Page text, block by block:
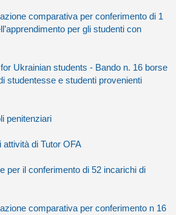
comparativa per conferimento di 1
per gli studenti con
Ukrainian students - Bando n. 16 borse
studentesse e studenti provenienti
penitenziari
attività di Tutor OFA
per il conferimento di 52 incarichi di
comparativa per conferimento n 16